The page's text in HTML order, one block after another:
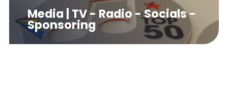
Media | TV - Radio - Socials -
Sponsoring